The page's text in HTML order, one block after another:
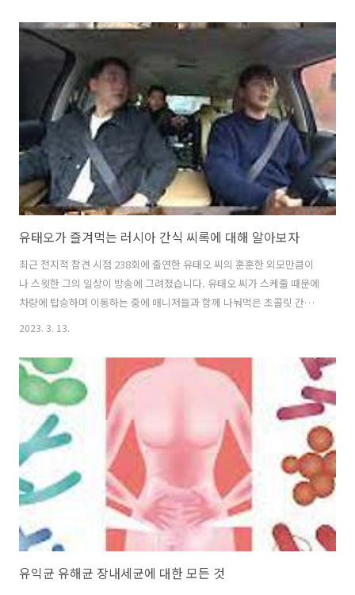
빙전문가가 소개한 방법이다. 총 2주 코스로 진행되며 잘 지켰을 시
-11.3kg 의 감량 효과가 있다. 2주 진행 후 회복기간이 3주정도 가지는
것이 좋다. (체내부하가 광범위하게 걸림으로 60대 이후는 3개월 이상 회
복기간을 갖는 것을 추천함) 식단표 아침: 계란2개, 채소 180g(전분 없는
채소), 과일(옵션) 점심: 계란2개, 채소 180g(전분 없는..
유태오가 즐겨먹는 러시아 간식 씨록에 대해 알아보자
최근 전지적 참견 시점 238회에 출연한 유태오 씨의 훈훈한 외모만큼이
나 스윗한 그의 일상이 방송에 그려졌습니다. 유태오 씨가 스케줄 때문에
차량에 탑승하며 이동하는 중에 매니저들과 함께 나눠먹은 초콜릿 간식
이 있었습니다. 바로 러시아의 간식으로 잘 알려진 씨록이었습니다. 전참
는 씨록이 무엇인지 궁금증이 커져 씨록에 대해 알아보았습니다. 목차 치
즈로 만든 초콜릿, 씨록? 씨록의 주재료인 커드치즈 커드 치즈를 섭취해
야하는 이유 치즈로 만든 초콜릿, 씨록? 씨록은 curd snack, cottage
cheese bar, curd cheese bar이라고 불립니다. 씨록은 러시아와 동
유럽의 다른 지역에서 인기 있는 커드 치즈로 만든 간식입니다..
2023. 3. 13.
유익균 유해균 장내세균에 대한 모든 것